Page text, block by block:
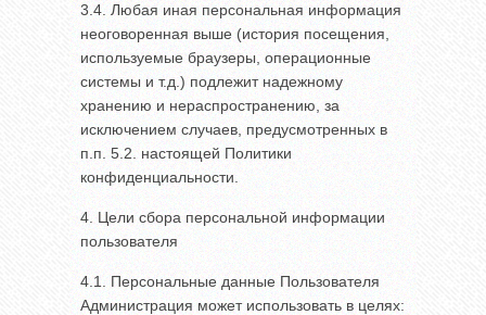
3.4. Любая иная персональная информация
неоговоренная выше (история посещения,
используемые браузеры, операционные
системы и т.д.) подлежит надежному
хранению и нераспространению, за
исключением случаев, предусмотренных в
п.п. 5.2. настоящей Политики
конфиденциальности.
4. Цели сбора персональной информации
пользователя
4.1. Персональные данные Пользователя
Администрация может использовать в целях: